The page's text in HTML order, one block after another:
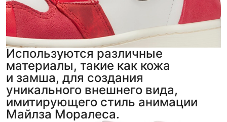
Используются различные
материалы, такие как кожа
и замша, для создания
уникального внешнего вида,
имитирующего стиль анимации
Майлза Моралеса.